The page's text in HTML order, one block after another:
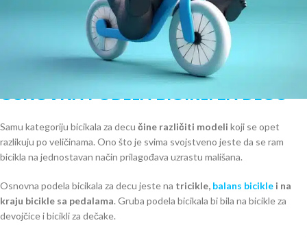
Ono na šta treba posebno da obratiš pažnju jeste uzrast tvog deteta i
svrha upotrebe bicikle za decu.
Da li je vozi po travi ili asfaltu, može mnogo da utiče na izbor optimalnog
OSNOVNA PODELA BICIKLI ZA DECU
Samu kategoriju bicikala za decu čine različiti modeli koji se opet
razlikuju po veličinama. Ono što je svima svojstveno jeste da se ram
bicikla na jednostavan način prilagođava uzrastu mališana.
Osnovna podela bicikala za decu jeste na tricikle, balans bicikle i na
kraju bicikle sa pedalama. Gruba podela bicikala bi bila na bicikle za
devojčice i bicikli za dečake.